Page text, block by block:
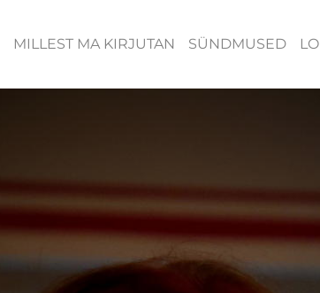
MILLEST MA KIRJUTAN SÜNDMUSED